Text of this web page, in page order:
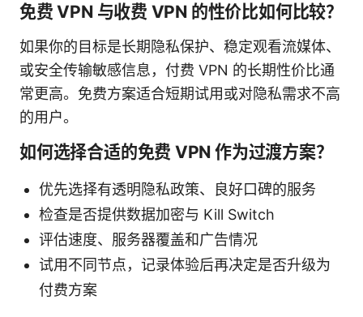
免费 VPN 与收费 VPN 的性价比如何比较？
如果你的目标是长期隐私保护、稳定观看流媒体、
或安全传输敏感信息，付费 VPN 的长期性价比通
常更高。免费方案适合短期试用或对隐私需求不高
的用户。
如何选择合适的免费 VPN 作为过渡方案？
优先选择有透明隐私政策、良好口碑的服务
检查是否提供数据加密与 Kill Switch
评估速度、服务器覆盖和广告情况
试用不同节点，记录体验后再决定是否升级为
付费方案